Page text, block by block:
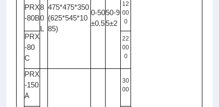
8
0
L
475*475*350
(625*545*10
85)
0-50
±0.5
50-9
5±2
PRX
-80B
12
00
0
PRX
-80
C
22
00
0
PRX
-150
A
30
00